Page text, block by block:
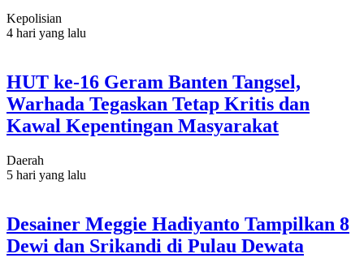
Kepolisian
4 hari yang lalu
HUT ke-16 Geram Banten Tangsel,
Warhada Tegaskan Tetap Kritis dan
Kawal Kepentingan Masyarakat
Daerah
5 hari yang lalu
Desainer Meggie Hadiyanto Tampilkan 8
Dewi dan Srikandi di Pulau Dewata